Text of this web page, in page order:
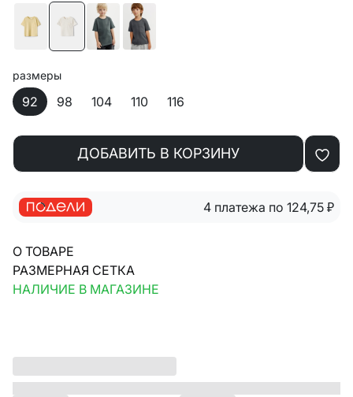
размеры
92 98 104 110 116
ДОБАВИТЬ В КОРЗИНУ
4 платежа по 124,75 ₽
О ТОВАРЕ
РАЗМЕРНАЯ СЕТКА
НАЛИЧИЕ В МАГАЗИНЕ